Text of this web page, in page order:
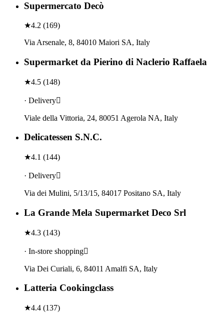
Supermercato Decò
★4.2 (169)
Via Arsenale, 8, 84010 Maiori SA, Italy
Supermarket da Pierino di Naclerio Raffaela
★4.5 (148)
· Delivery
Viale della Vittoria, 24, 80051 Agerola NA, Italy
Delicatessen S.N.C.
★4.1 (144)
· Delivery
Via dei Mulini, 5/13/15, 84017 Positano SA, Italy
La Grande Mela Supermarket Deco Srl
★4.3 (143)
· In-store shopping
Via Dei Curiali, 6, 84011 Amalfi SA, Italy
Latteria Cookingclass
★4.4 (137)